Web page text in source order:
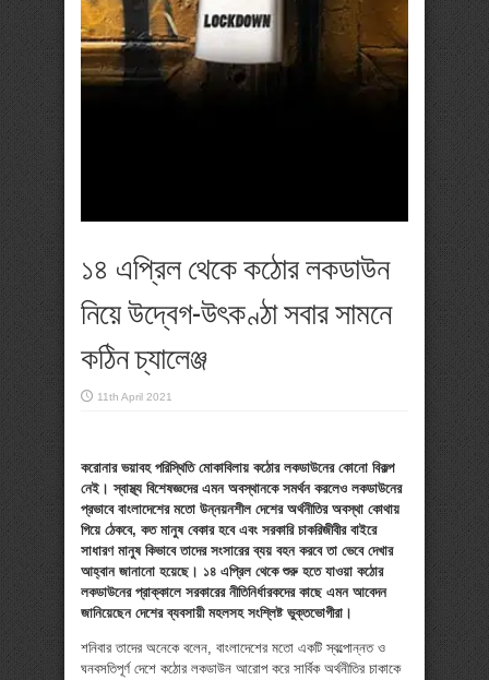
১৪ এপ্রিল থেকে কঠোর লকডাউন
নিয়ে উদ্বেগ-উৎকণ্ঠা সবার সামনে
কঠিন চ্যালেঞ্জ
11th April 2021
করোনার ভয়াবহ পরিস্থিতি মোকাবিলায় কঠোর লকডাউনের কোনো বিকল্প
নেই। স্বাস্থ্য বিশেষজ্ঞদের এমন অবস্থানকে সমর্থন করলেও লকডাউনের
প্রভাবে বাংলাদেশের মতো উন্নয়নশীল দেশের অর্থনীতির অবস্থা কোথায়
গিয়ে ঠেকবে, কত মানুষ বেকার হবে এবং সরকারি চাকরিজীবীর বাইরে
সাধারণ মানুষ কিভাবে তাদের সংসারের ব্যয় বহন করবে তা ভেবে দেখার
আহ্বান জানানো হয়েছে। ১৪ এপ্রিল থেকে শুরু হতে যাওয়া কঠোর
লকডাউনের প্রাক্কালে সরকারের নীতিনির্ধারকদের কাছে এমন আবেদন
জানিয়েছেন দেশের ব্যবসায়ী মহলসহ সংশ্লিষ্ট ভুক্তভোগীরা।
শনিবার তাদের অনেকে বলেন, বাংলাদেশের মতো একটি স্বল্পোন্নত ও
ঘনবসতিপূর্ণ দেশে কঠোর লকডাউন আরোপ করে সার্বিক অর্থনীতির চাকাকে